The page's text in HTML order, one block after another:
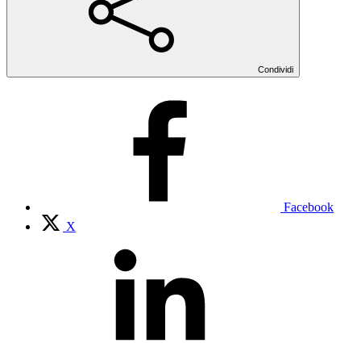
Condividi
Facebook
X